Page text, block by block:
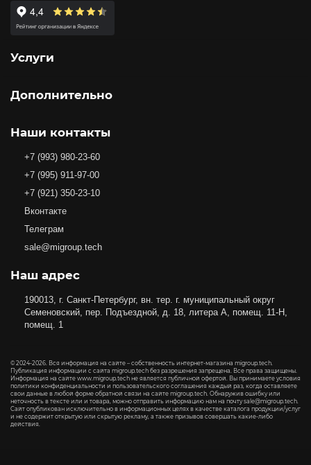
Услуги
Дополнительно
Наши контакты
+7 (993) 980-23-60
+7 (995) 911-97-00
+7 (921) 350-23-10
Вконтакте
Телеграм
sale@migroup.tech
Наш адрес
190013, г. Санкт-Петербург, вн. тер. г. муниципальный округ
Семеновский, пер. Подъездной, д. 18, литера А, помещ. 11-Н,
помещ. 1
© 2024-2026. Вся информация на сайте – собственность интернет-магазина migroup.tech.
Публикация информации с сайта migroup.tech без разрешения запрещена. Все права защищены.
Информация на сайте www.migroup.tech не является публичной офертой. Вы принимаете условия
политики конфиденциальности и пользовательского соглашения каждый раз, когда оставляете
свои данные в любой форме обратной связи на сайте migroup.tech. Обнаружив ошибку или
неточность в тексте или и товара, можно отправить информацию нам на почтуsale@migroup.tech.
Сайт опубликован исключительно в информационных целях в качестве каталога продукции/услуг
и не содержит открытую или скрытую рекламу, а также призывов совершать какие-либо
действия.